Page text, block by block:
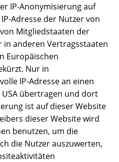
IP-Anonymisierung auf
Adresse der Nutzer von
Mitgliedstaaten der
in anderen Vertragsstaaten
Europäischen
Nur in
IP-Adresse an einen
übertragen und dort
ist auf dieser Website
dieser Website wird
benutzen, um die
die Nutzer auszuwerten,